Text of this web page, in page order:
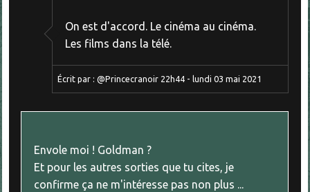
On est d'accord. Le cinéma au cinéma.
Les films dans la télé.
Écrit par :@Princecranoir 22h44 -lundi 03 mai 2021
Envole moi ! Goldman ?
Et pour les autres sorties que tu cites, je
confirme ça ne m'intéresse pas non plus ...